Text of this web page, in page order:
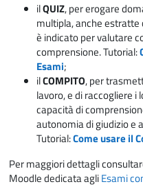
ilQUIZ, per erogare
multipla, anche
è indicato per valutare
comprensione. Tutorial:
Esami;
ilCOMPITO, per
lavoro, e di raccogliere
capacità di
autonomia di giudizio e
Tutorial:Come usare il
Per maggiori dettagli
Moodle dedicata agliEsami